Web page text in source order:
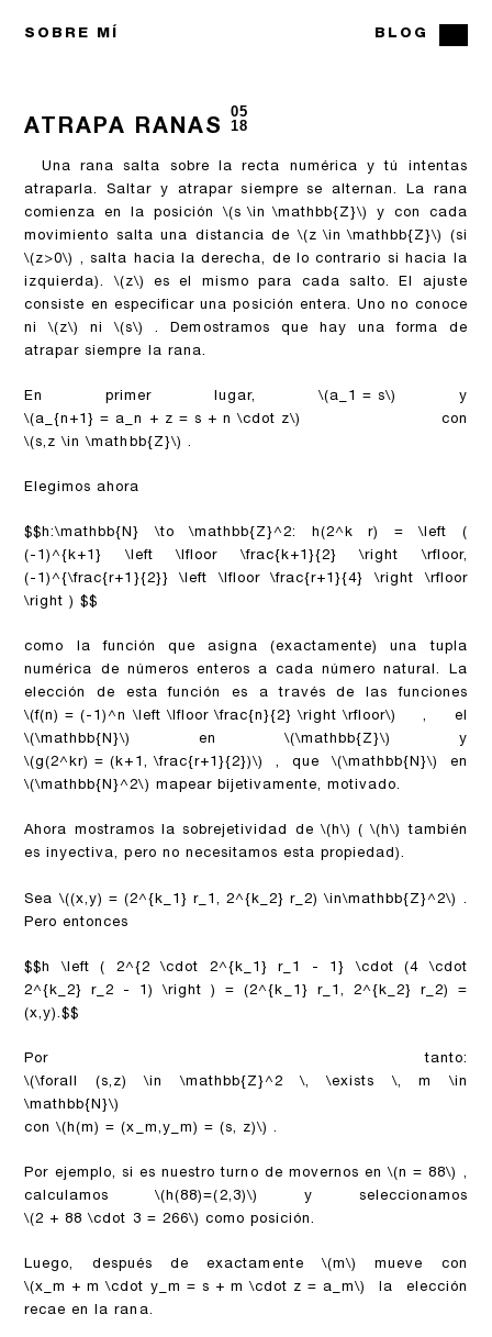
SOBRE MÍ BLOG
ATRAPA RANAS
05
18
Una rana salta sobre la recta numérica y tú intentas
atraparla. Saltar y atrapar siempre se alternan. La rana
comienza en la posición\(s \in \mathbb{Z}\)
y con cada
movimiento salta una distancia de \(z \in \mathbb{Z}\)
(si
\(z>0\)
, salta hacia la derecha, de lo contrario si hacia la
izquierda). \(z\)
es el mismo para cada salto. El ajuste
consiste en especificar una posición entera. Uno no conoce
ni\(z\) ni\(s\)
. Demostramos que hay una forma de
atrapar siempre la rana.
En primer lugar, \(a_1 = s\)
y
\(a_{n+1} = a_n + z = s + n \cdot z\)
con
\(s,z \in \mathbb{Z}\) .
Elegimos ahora
$$h:\mathbb{N} \to \mathbb{Z}^2: h(2^k r) = \left (
(-1)^{k+1} \left \lfloor \frac{k+1}{2} \right \rfloor,
(-1)^{\frac{r+1}{2}} \left \lfloor \frac{r+1}{4} \right \rfloor
\right ) $$
como la función que asigna (exactamente) una tupla
numérica de números enteros a cada número natural. La
elección de esta función es a través de las funciones
\(f(n) = (-1)^n \left \lfloor \frac{n}{2} \right \rfloor\)
, el
\(\mathbb{N}\)
en \(\mathbb{Z}\)
y
\(g(2^kr) = (k+1, \frac{r+1}{2})\)
, que \(\mathbb{N}\)
en
\(\mathbb{N}^2\) mapear bijetivamente, motivado.
Ahora mostramos la sobrejetividad de \(h\) (\(h\)
también
es inyectiva, pero no necesitamos esta propiedad).
Sea \((x,y) = (2^{k_1} r_1, 2^{k_2} r_2) \in\mathbb{Z}^2\)
.
Pero entonces
$$h \left ( 2^{2 \cdot 2^{k_1} r_1 - 1} \cdot (4 \cdot
2^{k_2} r_2 - 1) \right ) = (2^{k_1} r_1, 2^{k_2} r_2) =
(x,y).$$
Por tanto:
\(\forall (s,z) \in \mathbb{Z}^2 \, \exists \, m \in
\mathbb{N}\)
con\(h(m) = (x_m,y_m) = (s, z)\) .
Por ejemplo, si es nuestro turno de movernos en\(n = 88\)
,
calculamos\(h(88)=(2,3)\)
y seleccionamos
\(2 + 88 \cdot 3 = 266\) como posición.
Luego, después de exactamente \(m\)
mueve con
\(x_m + m \cdot y_m = s + m \cdot z = a_m\)
la elección
recae en la rana.